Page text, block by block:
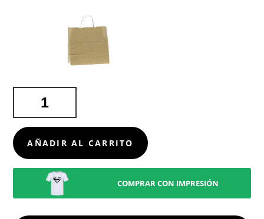
AWAY
CANTIDAD
AÑADIR AL CARRITO
COMPRAR CON IMPRESIÓN